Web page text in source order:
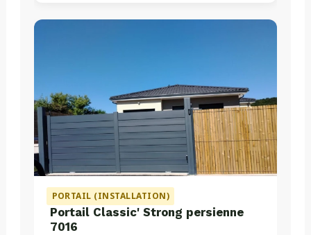
PORTAIL (INSTALLATION)
Portail Classic' Strong persienne
7016